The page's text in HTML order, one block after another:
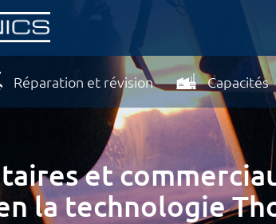
Réparation et révision Capacités
et
la technologie